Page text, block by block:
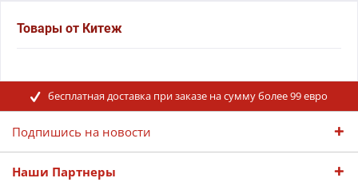
Товары от Китеж
бесплатная доставка при заказе на сумму более 99 евро
Подпишись на новости
Наши Партнеры